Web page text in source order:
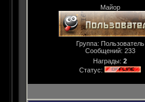
Майор
Группа: Пользователь
Сообщений: 233
Награды: 2
Статус: